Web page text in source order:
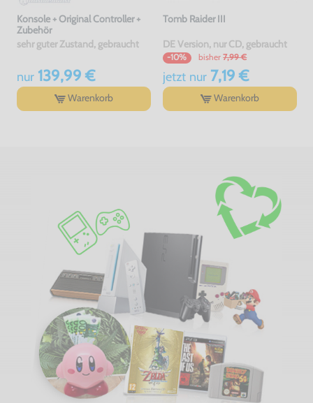
Konsole + Original Controller +
Zubehör
sehr guter Zustand, gebraucht
nur139,99 €
Warenkorb
Tomb Raider III
DE Version, nur CD, gebraucht
-10% bisher 7,99 €
jetzt nur7,19 €
Warenkorb